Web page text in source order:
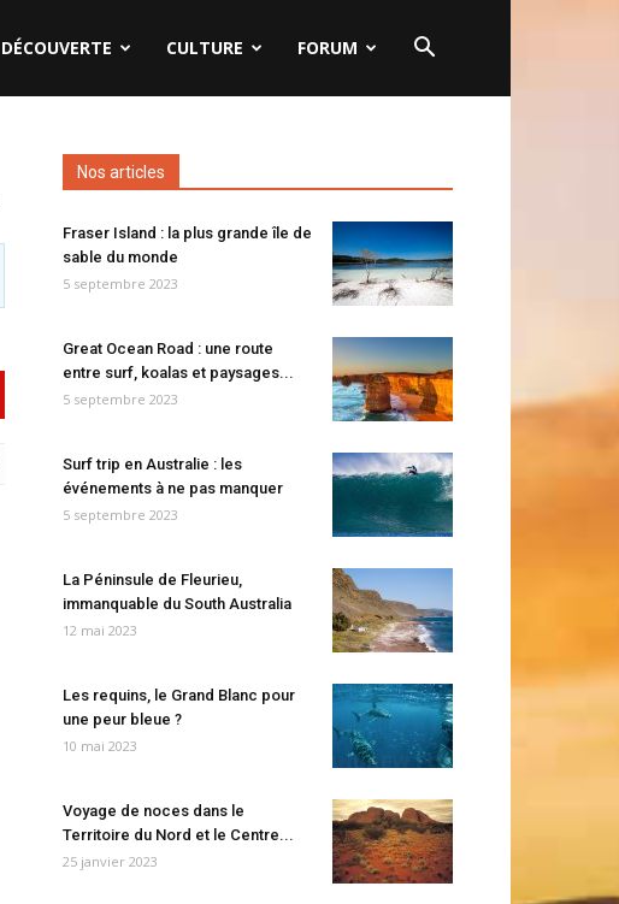
DÉCOUVERTE CULTURE FORUM
Nos articles
Fraser Island : la plus grande île de
sable du monde
5 septembre 2023
Great Ocean Road : une route
entre surf, koalas et paysages...
5 septembre 2023
Surf trip en Australie : les
événements à ne pas manquer
5 septembre 2023
La Péninsule de Fleurieu,
immanquable du South Australia
12 mai 2023
Les requins, le Grand Blanc pour
une peur bleue ?
10 mai 2023
Voyage de noces dans le
Territoire du Nord et le Centre...
25 janvier 2023